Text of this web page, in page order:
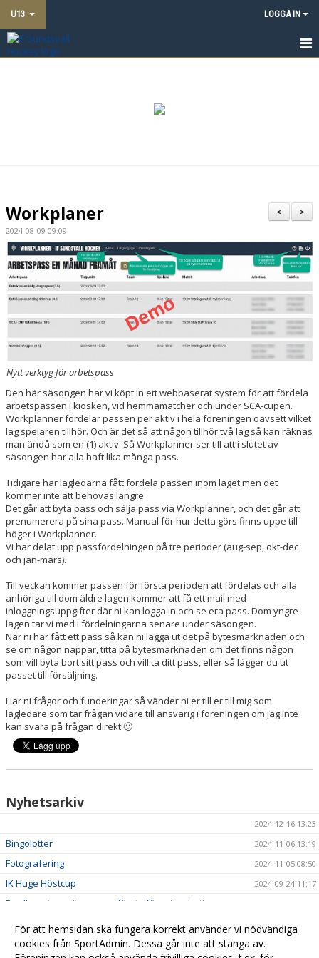
U13 LOGGA IN
DOKUMENT
BILDGALLERI
KONTAKT
>
<
Workplaner
2024-08-09 09:09
Nytt verktyg för arbetspass
Den här säsongen har vi köpt in ett webbaserat system för att fördela
arbetspassen i kiosken, vid hemmamatcher och under SCA-cupen.
Workplanner fördelar passen per aktiv i hela föreningen oavsett vilket
lag spelaren tillhör. Och är det så att någon tillhör två lag så kan räknas
man ändå som en (1) aktiv. Så Workplanner ser till att i slutet av
säsongen har alla haft lika många pass.
Tidigare har lagledarna fått fördela passen inom laget men det
kommer inte att behövas längre.
Det går att byta pass och sälja pass via Workplanner, och det går att
prenumerera på sina pass. Manual för hur detta görs finns uppe till
höger i Workplanner.
Vi har delat upp passfördelningen på tre perioder (aug-sep, okt-dec
och jan-mars).
Till veckan kommer passen för första perioden att fördelas och alla
anhöriga till dom äldre lagen kommer att få ett mail med
inloggningsuppgifter där ni kan logga in och se era pass. Dom yngre
lagen tar vi med i fördelningarna senare under säsongen.
När ni har fått ett pass så kan ni lägga ut det på bytesmarknaden och
se om någon nappar, titta på bytesmarknaden om det finns någon
som vill byta bort sitt pass och vill ta ditt pass, eller så lägger du ut
passet till försäljning.
Har ni frågor och funderingar så vänder ni er till er till mig som
lagledare som tar frågan vidare till ansvarig i föreningen om jag inte
kan svara på frågan direkt 🙂
Nyhetsarkiv
2024-12-16 13:23
Bingolotter 2024-11-06 13:19
Fotografering 2024-11-05 08:50
IK Huge Höstcup 2024-09-24 11:17
Dealbooster - säsongens första föreningsbeting
Utprovning av värmedressar 2024-08-09 09:38
Workplaner 2024-08-09 09:09
För att hemsidan ska fungera korrekt använder vi nödvändiga
cookies från SportAdmin. Dessa går inte att stänga av.